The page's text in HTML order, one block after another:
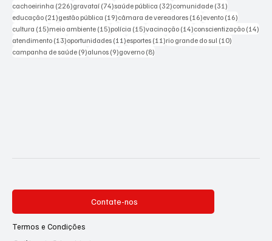
cachoeirinha (226)226 posts
gravataí (74)74 posts
saúde pública (32)32 posts
comunidade (31)
educação (21)21 posts
gestão pública (19)19 posts
câmara de vereadores (16)16 posts
evento (16)
cultura (15)15 posts
meio ambiente (15)15 posts
polícia (15)15 posts
vacinação (14)14 posts
conscientização (14)
atendimento (13)13 posts
oportunidades (11)11 posts
esportes (11)11 posts
rio grande do sul (10)
campanha de saúde (9)9 posts
alunos (9)9 posts
governo (8)
Contate-nos
Termos e Condições